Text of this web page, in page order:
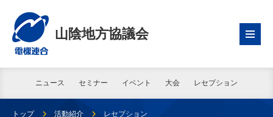
山陰地方協議会
ニュース セミナー イベント 大会 レセプション
トップ 活動紹介 レセプション